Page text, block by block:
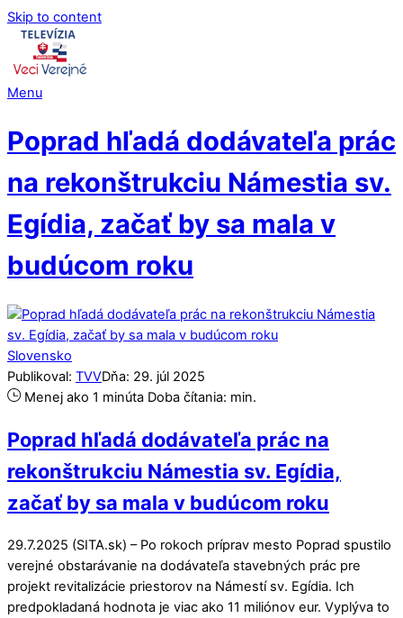
Skip to content
Menu
Poprad hľadá dodávateľa prác
na rekonštrukciu Námestia sv.
Egídia, začať by sa mala v
budúcom roku
Slovensko
Publikoval: TVVDňa: 29. júl 2025
Menej ako 1 minúta Doba čítania: min.
Poprad hľadá dodávateľa prác na
rekonštrukciu Námestia sv. Egídia,
začať by sa mala v budúcom roku
29.7.2025 (SITA.sk) – Po rokoch príprav mesto Poprad spustilo
verejné obstarávanie na dodávateľa stavebných prác pre
projekt revitalizácie priestorov na Námestí sv. Egídia. Ich
predpokladaná hodnota je viac ako 11 miliónov eur. Vyplýva to